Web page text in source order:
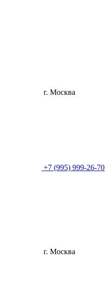
г. Москва
+7 (995) 999-26-70
г. Москва